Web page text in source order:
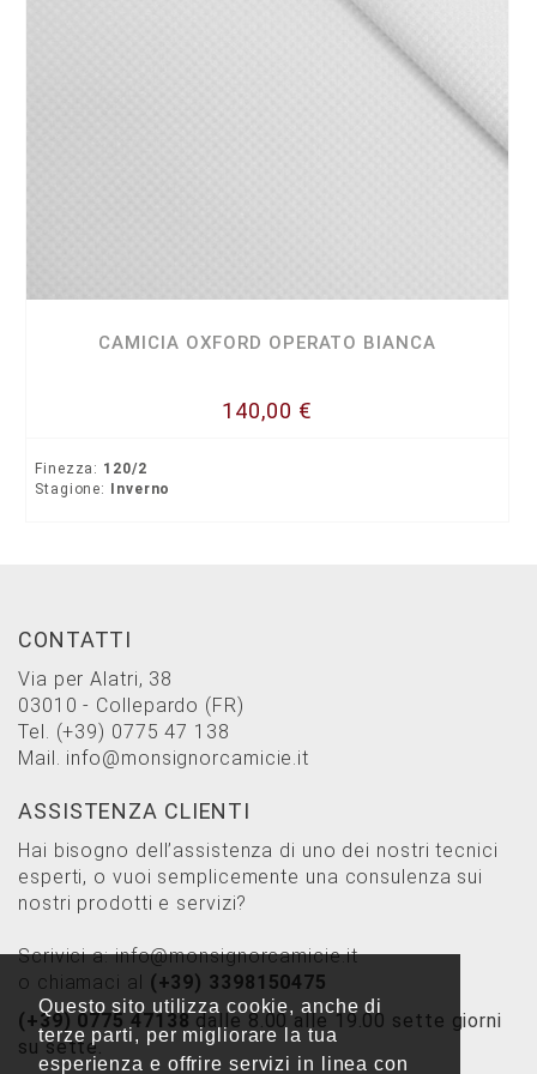
Questo sito utilizza cookie, anche di
terze parti, per migliorare la tua
esperienza e offrire servizi in linea con
CAMICIA OXFORD OPERATO BIANCA
140,00 €
Finezza: 120/2
Stagione:
Inverno
CONTATTI
Via per Alatri, 38
03010 - Collepardo (FR)
Tel. (+39) 0775 47 138
Mail. info@monsignorcamicie.it
ASSISTENZA CLIENTI
Hai bisogno dell’assistenza di uno dei nostri tecnici
esperti, o vuoi semplicemente una consulenza sui
nostri prodotti e servizi?
Scrivici a:info@monsignorcamicie.it
o chiamaci al (+39) 3398150475
(+39) 0775 47138 dalle 8.00 alle 19.00 sette giorni
su sette.